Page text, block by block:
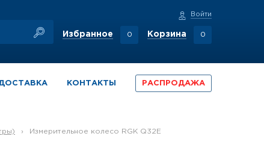
0
Избранное 0
Корзина
Войти
КОНТАКТЫ РАСПРОДАЖА
› Измерительное колесо RGK Q32E